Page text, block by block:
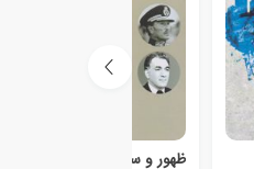
ظهور و سقوط رهبران جهان